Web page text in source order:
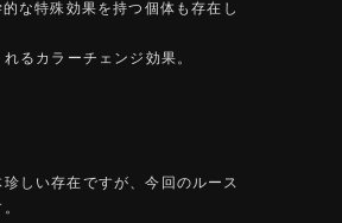
な特殊効果を持つ個体も存在し
るカラーチェンジ効果。
しい存在ですが、今回のルース